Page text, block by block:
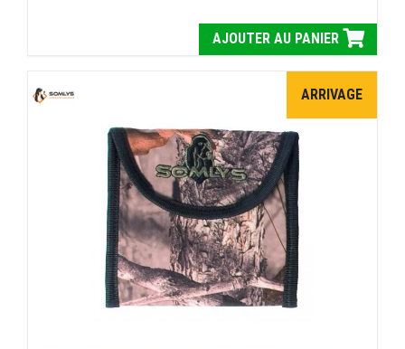
AJOUTER AU PANIER
ARRIVAGE